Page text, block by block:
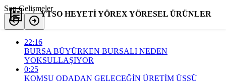
Son Gelişmeler
22:16
BURSA BÜYÜRKEN BURSALI NEDEN
YOKSULLAŞIYOR
0:25
KOMŞU ODADAN GELECEĞİN ÜRETİM ÜSSÜ
YTSO HEYETİ YÖREX YÖRESEL ÜRÜNLER
FUARINI ZİYARET ETTİ
Yorum Yap